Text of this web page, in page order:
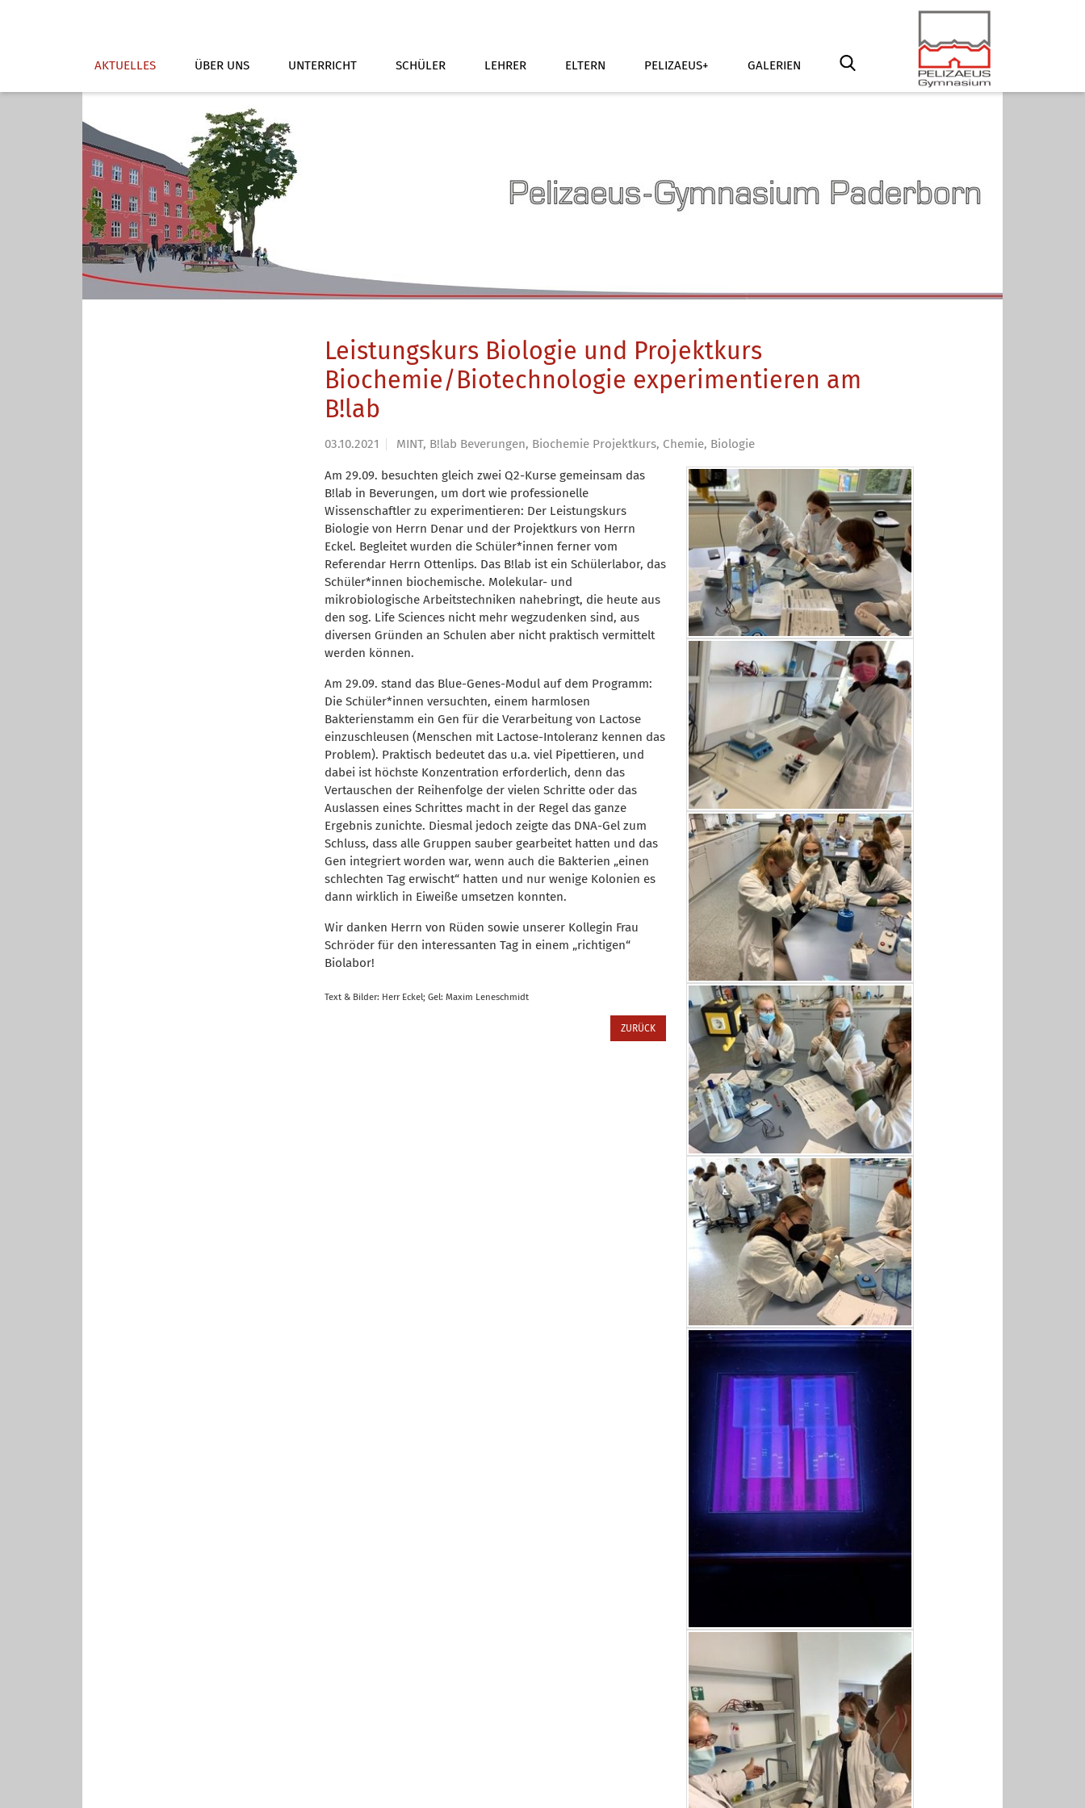
AKTUELLES ÜBER UNS UNTERRICHT SCHÜLER LEHRER ELTERN PELIZAEUS+ GALERIEN
Leistungskurs Biologie und Projektkurs
Biochemie/Biotechnologie experimentieren am
B!lab
03.10.2021 MINT, B!lab Beverungen, Biochemie Projektkurs, Chemie, Biologie
Am 29.09. besuchten gleich zwei Q2-Kurse gemeinsam das
B!lab in Beverungen, um dort wie professionelle
Wissenschaftler zu experimentieren: Der Leistungskurs
Biologie von Herrn Denar und der Projektkurs von Herrn
Eckel. Begleitet wurden die Schüler*innen ferner vom
Referendar Herrn Ottenlips. Das B!lab ist ein Schülerlabor, das
Schüler*innen biochemische. Molekular- und
mikrobiologische Arbeitstechniken nahebringt, die heute aus
den sog. Life Sciences nicht mehr wegzudenken sind, aus
diversen Gründen an Schulen aber nicht praktisch vermittelt
werden können.
Am 29.09. stand das Blue-Genes-Modul auf dem Programm:
Die Schüler*innen versuchten, einem harmlosen
Bakterienstamm ein Gen für die Verarbeitung von Lactose
einzuschleusen (Menschen mit Lactose-Intoleranz kennen das
Problem). Praktisch bedeutet das u.a. viel Pipettieren, und
dabei ist höchste Konzentration erforderlich, denn das
Vertauschen der Reihenfolge der vielen Schritte oder das
Auslassen eines Schrittes macht in der Regel das ganze
Ergebnis zunichte. Diesmal jedoch zeigte das DNA-Gel zum
Schluss, dass alle Gruppen sauber gearbeitet hatten und das
Gen integriert worden war, wenn auch die Bakterien „einen
schlechten Tag erwischt“ hatten und nur wenige Kolonien es
dann wirklich in Eiweiße umsetzen konnten.
Wir danken Herrn von Rüden sowie unserer Kollegin Frau
Schröder für den interessanten Tag in einem „richtigen“
Biolabor!
Text & Bilder: Herr Eckel; Gel: Maxim Leneschmidt
ZURÜCK